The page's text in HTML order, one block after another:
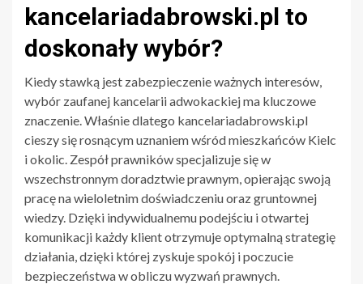
kancelariadabrowski.pl to
doskonały wybór?
Kiedy stawką jest zabezpieczenie ważnych interesów,
wybór zaufanej kancelarii adwokackiej ma kluczowe
znaczenie. Właśnie dlatego kancelariadabrowski.pl
cieszy się rosnącym uznaniem wśród mieszkańców Kielc
i okolic. Zespół prawników specjalizuje się w
wszechstronnym doradztwie prawnym, opierając swoją
pracę na wieloletnim doświadczeniu oraz gruntownej
wiedzy. Dzięki indywidualnemu podejściu i otwartej
komunikacji każdy klient otrzymuje optymalną strategię
działania, dzięki której zyskuje spokój i poczucie
bezpieczeństwa w obliczu wyzwań prawnych.